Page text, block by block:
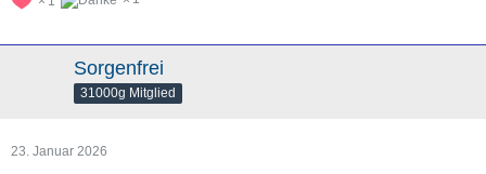
Sorgenfrei
31000g Mitglied
23. Januar 2026